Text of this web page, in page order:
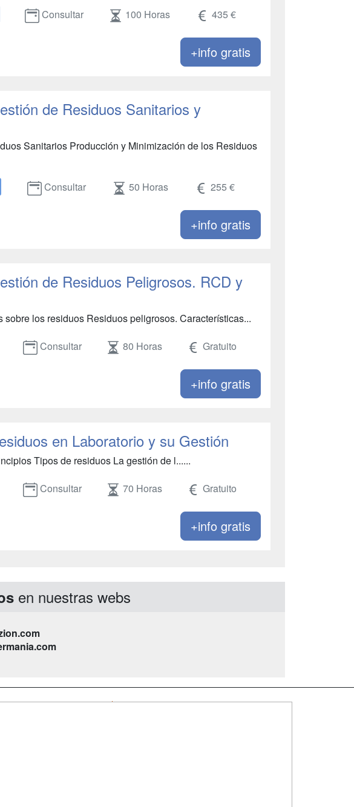
Consultar 100 Horas 435 €
+info gratis
de Residuos Sanitarios y
Sanitarios Producción y Minimización de los Residuos
Consultar 50 Horas 255 €
+info gratis
de Residuos Peligrosos. RCD y
sobre los residuos Residuos peligrosos. Características...
Consultar 80 Horas Gratuito
+info gratis
en Laboratorio y su Gestión
Tipos de residuos La gestión de l......
Consultar 70 Horas Gratuito
+info gratis
en nuestras webs